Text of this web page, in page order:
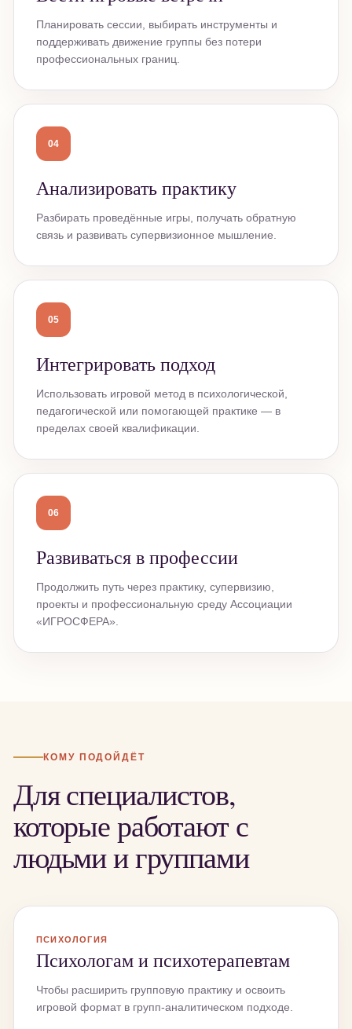
Планировать сессии, выбирать инструменты и
поддерживать движение группы без потери
профессиональных границ.
04
Анализировать практику
Разбирать проведённые игры, получать обратную
связь и развивать супервизионное мышление.
05
Интегрировать подход
Использовать игровой метод в психологической,
педагогической или помогающей практике — в
пределах своей квалификации.
06
Развиваться в профессии
Продолжить путь через практику, супервизию,
проекты и профессиональную среду Ассоциации
«ИГРОСФЕРА».
КОМУ ПОДОЙДЁТ
Для специалистов,
которые работают с
людьми и группами
ПСИХОЛОГИЯ
Психологам и психотерапевтам
Чтобы расширить групповую практику и освоить
игровой формат в групп-аналитическом подходе.